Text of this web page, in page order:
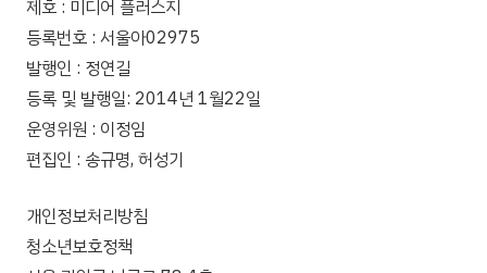
제호 : 미디어 플러스지
등록번호 : 서울아02975
발행인 : 정연길
등록 및 발행일: 2014년 1월22일
운영위원 : 이정임
편집인 : 송규명, 허성기
개인정보처리방침
청소년보호정책